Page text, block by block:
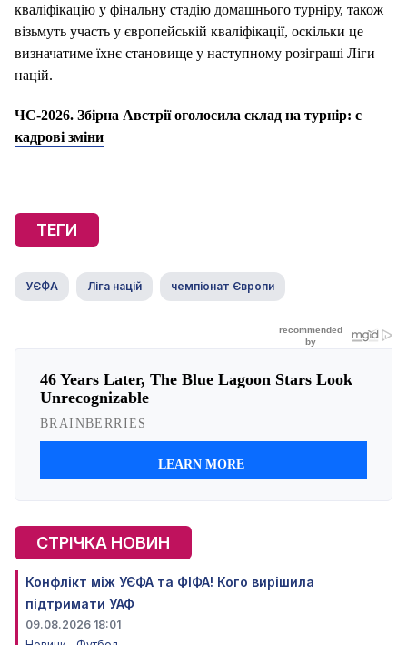
кваліфікацію у фінальну стадію домашнього турніру, також
візьмуть участь у європейській кваліфікації, оскільки це
визначатиме їхнє становище у наступному розіграші Ліги
націй.
ЧС-2026. Збірна Австрії оголосила склад на турнір: є
кадрові зміни
ТЕГИ
УЄФА Ліга націй чемпіонат Європи
СТРІЧКА НОВИН
Конфлікт між УЄФА та ФІФА! Кого вирішила
підтримати УАФ
09.08.2026 18:01